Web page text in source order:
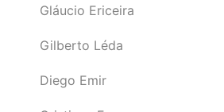
Gláucio Ericeira
Gilberto Léda
Diego Emir